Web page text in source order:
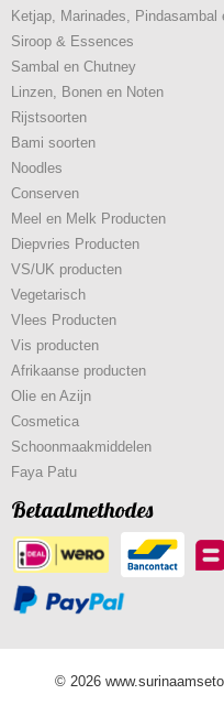
Ketjap, Marinades, Pindasambal
Siroop & Essences
Sambal en Chutney
Linzen, Bonen en Noten
Rijstsoorten
Bami soorten
Noodles
Conserven
Meel en Melk Producten
Diepvries Producten
VS/UK producten
Vegetarisch
Vlees Producten
Vis producten
Afrikaanse producten
Olie en Azijn
Cosmetica
Schoonmaakmiddelen
Faya Patu
Betaalmethodes
© 2026